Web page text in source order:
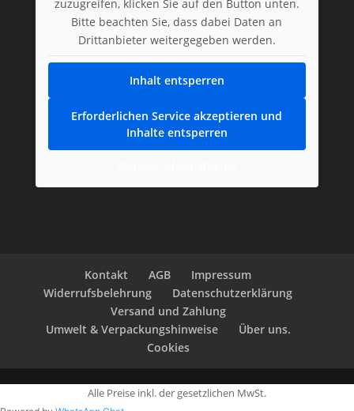
zuzugreifen, klicken Sie auf den Button unten.
Bitte beachten Sie, dass dabei Daten an
Drittanbieter weitergegeben werden.
Inhalt entsperren
Erforderlichen Service akzeptieren und
Inhalte entsperren
Kontakt AGB
Impressum
Widerrufsbelehrung
Datenschutzerklärung
Versand und Zahlung
Umwelt & Verpackungshinweise
Über uns.
Cookies
Alle Preise inkl. der gesetzlichen MwSt.